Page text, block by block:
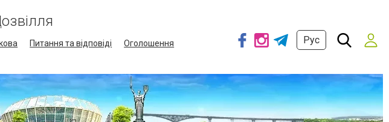
Питання та відповіді
Оголошення
Рус